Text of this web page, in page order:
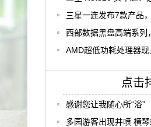
三星一连发布7款产品
西部数据黑盘高端系列
AMD超低功耗处理器
点击
感谢您让我随心所“浴”
多园游客出现井喷 横